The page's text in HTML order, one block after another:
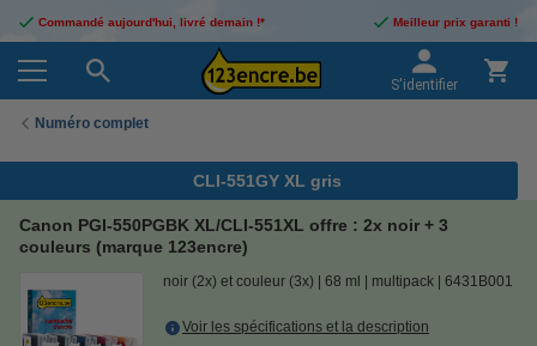
Commandé aujourd'hui, livré demain !* Meilleur prix garanti !
S'identifier
Numéro complet
CLI-551GY XL gris
Canon PGI-550PGBK XL/CLI-551XL offre : 2x noir + 3
couleurs (marque 123encre)
noir (2x) et couleur (3x) 68 ml multipack 6431B001
Voir les spécifications et la description